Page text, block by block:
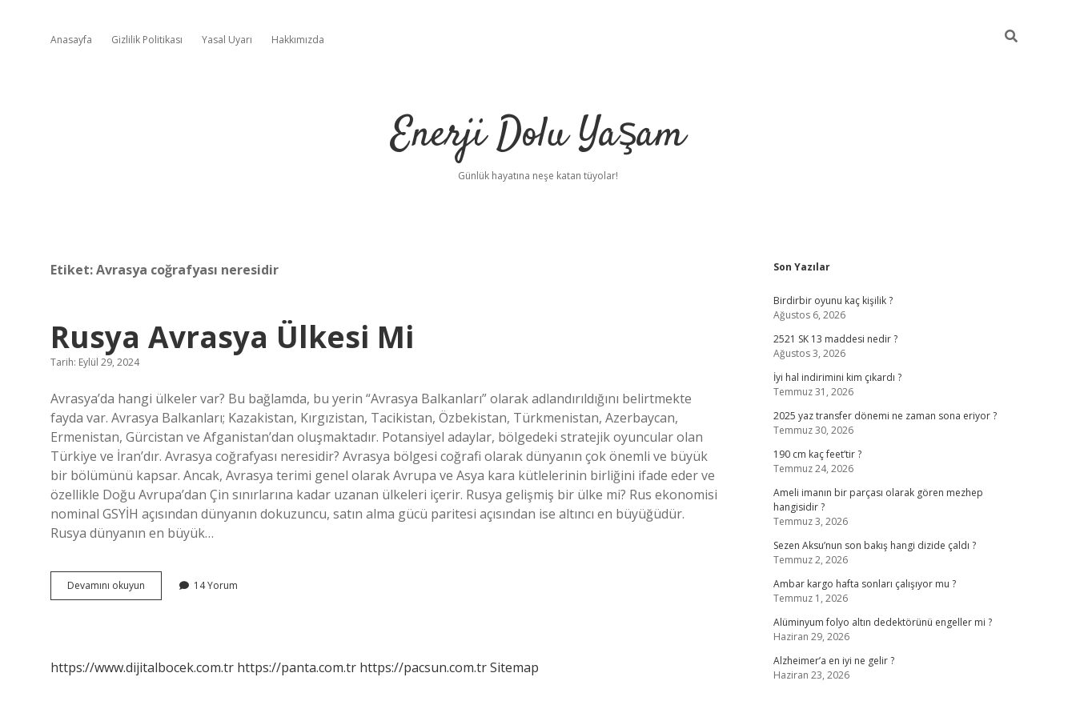
Anasayfa Gizlilik Politikası Yasal Uyarı Hakkımızda
Enerji Dolu Yaşam
Günlük hayatına neşe katan tüyolar!
Etiket:Avrasya coğrafyası neresidir
Rusya Avrasya Ülkesi Mi
Tarih: Eylül 29, 2024
Avrasya’da hangi ülkeler var? Bu bağlamda, bu yerin “Avrasya Balkanları” olarak adlandırıldığını belirtmekte
fayda var. Avrasya Balkanları; Kazakistan, Kırgızistan, Tacikistan, Özbekistan, Türkmenistan, Azerbaycan,
Ermenistan, Gürcistan ve Afganistan’dan oluşmaktadır. Potansiyel adaylar, bölgedeki stratejik oyuncular olan
Türkiye ve İran’dır. Avrasya coğrafyası neresidir? Avrasya bölgesi coğrafi olarak dünyanın çok önemli ve büyük
bir bölümünü kapsar. Ancak, Avrasya terimi genel olarak Avrupa ve Asya kara kütlelerinin birliğini ifade eder ve
özellikle Doğu Avrupa’dan Çin sınırlarına kadar uzanan ülkeleri içerir. Rusya gelişmiş bir ülke mi? Rus ekonomisi
nominal GSYİH açısından dünyanın dokuzuncu, satın alma gücü paritesi açısından ise altıncı en büyüğüdür.
Rusya dünyanın en büyük…
Devamını okuyun
Avrasya
14 Yorum
https://www.dijitalbocek.com.tr https://panta.com.tr https://pacsun.com.trSitemap
Sidebar
Son Yazılar
Birdirbir oyunu kaç kişilik ?
Ağustos 6, 2026
2521 SK 13 maddesi nedir ?
Ağustos 3, 2026
İyi hal indirimini kim çıkardı ?
Temmuz 31, 2026
2025 yaz transfer dönemi ne zaman sona eriyor ?
Temmuz 30, 2026
190 cm kaç feet’tir ?
Temmuz 24, 2026
Ameli imanın bir parçası olarak gören mezhep
hangisidir ?
Temmuz 3, 2026
Sezen Aksu’nun son bakış hangi dizide çaldı ?
Temmuz 2, 2026
Ambar kargo hafta sonları çalışıyor mu ?
Temmuz 1, 2026
Alüminyum folyo altın dedektörünü engeller mi ?
Haziran 29, 2026
Alzheimer’a en iyi ne gelir ?
Haziran 23, 2026